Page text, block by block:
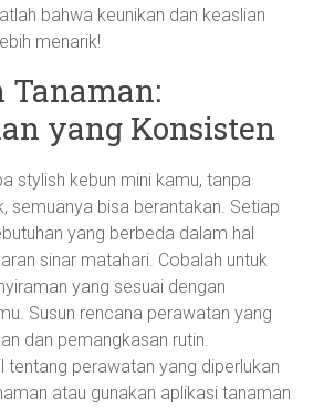
bahwa keunikan dan keaslian
menarik!
Tanaman:
yang Konsisten
stylish kebun mini kamu, tanpa
semuanya bisa berantakan. Setiap
yang berbeda dalam hal
sinar matahari. Cobalah untuk
yang sesuai dengan
Susun rencana perawatan yang
dan pemangkasan rutin.
tentang perawatan yang diperlukan
atau gunakan aplikasi tanaman